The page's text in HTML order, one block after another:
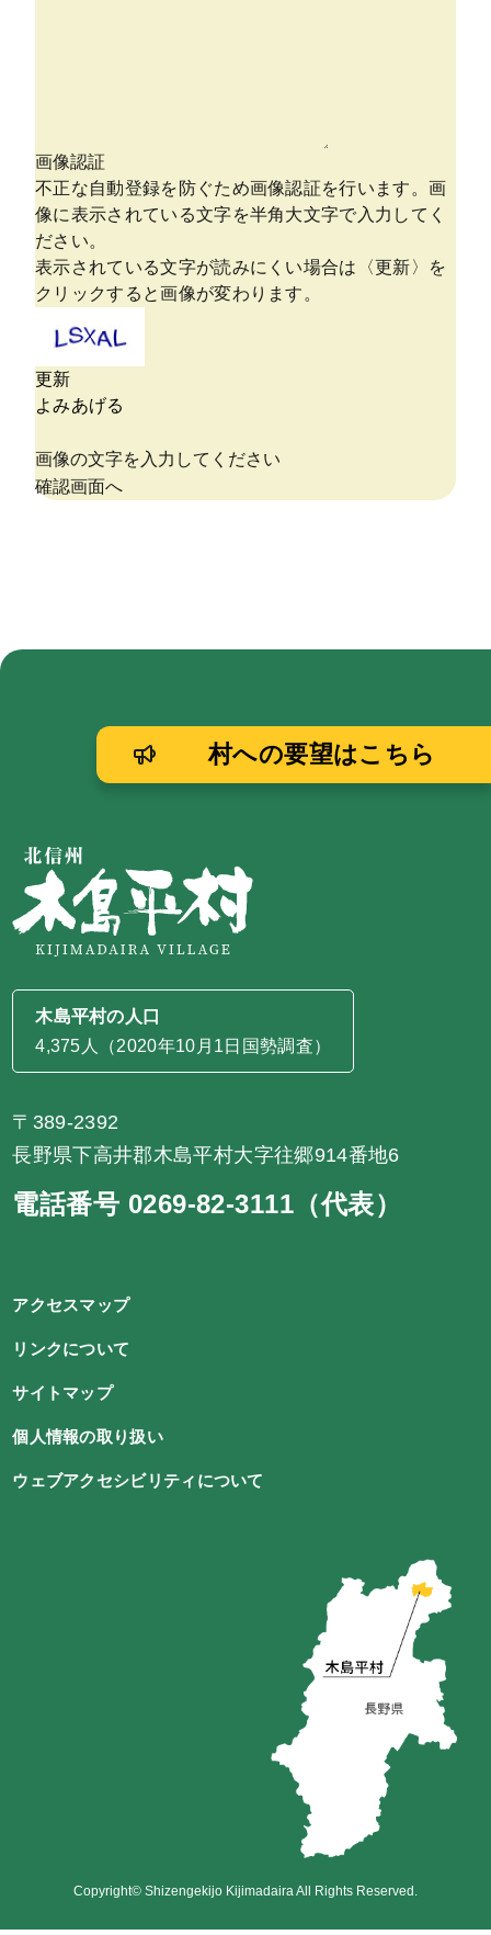
木島平村の人口
4,375人（2020年10月1日国勢調査）
〒389-2392
長野県下高井郡木島平村大字往郷914番地6
電話番号 0269-82-3111（代表）
村への要望はこちら
アクセスマップ
リンクについて
サイトマップ
個人情報の取り扱い
ウェブアクセシビリティについて
Copyright© Shizengekijo Kijimadaira All Rights Reserved.